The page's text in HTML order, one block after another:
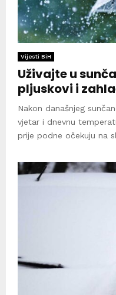
Vijesti BiH
Uživajte u
pljuskovi i
Nakon današnjeg
vjetar i dnevnu
prije podne očekuju na